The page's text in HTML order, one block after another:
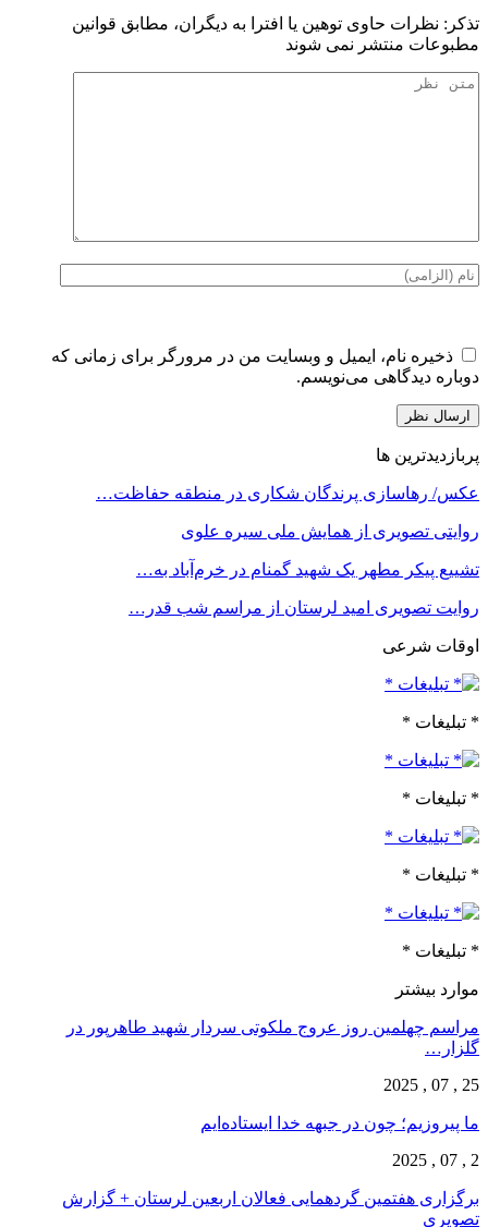
تذكر: نظرات حاوی توهين يا افترا به ديگران، مطابق قوانين
مطبوعات منتشر نمی شوند
ذخیره نام، ایمیل و وبسایت من در مرورگر برای زمانی که
دوباره دیدگاهی می‌نویسم.
پربازدیدترین ها
عکس/ رهاسازی پرندگان شکاری در منطقه حفاظت…
روایتی تصویری از همایش ملی سیره علوی
تشییع پیکر مطهر یک شهید گمنام در خرم‌آباد به…
روایت تصویری امید لرستان از مراسم شب قدر…
اوقات شرعی
* تبلیغات *
* تبلیغات *
* تبلیغات *
* تبلیغات *
موارد بیشتر
مراسم چهلمین روز عروج ملکوتی سردار شهید طاهرپور در
گلزار…
25 , 07 , 2025
ما پیروزیم؛ چون در جبهه خدا ایستاده‌ایم
2 , 07 , 2025
برگزاری هفتمین گردهمایی فعالان اربعین لرستان + گزارش
تصویری